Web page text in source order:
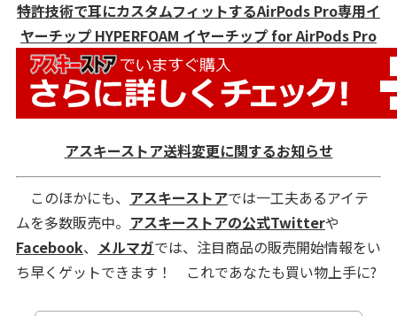
特許技術で耳にカスタムフィットするAirPods Pro専用イ
ヤーチップ HYPERFOAM イヤーチップ for AirPods Pro
アスキーストア送料変更に関するお知らせ
このほかにも、 アスキーストアでは一工夫あるアイテ
ムを多数販売中。 アスキーストアの公式Twitterや
Facebook、 メルマガでは、注目商品の販売開始情報をい
ち早くゲットできます！ これであなたも買い物上手に?